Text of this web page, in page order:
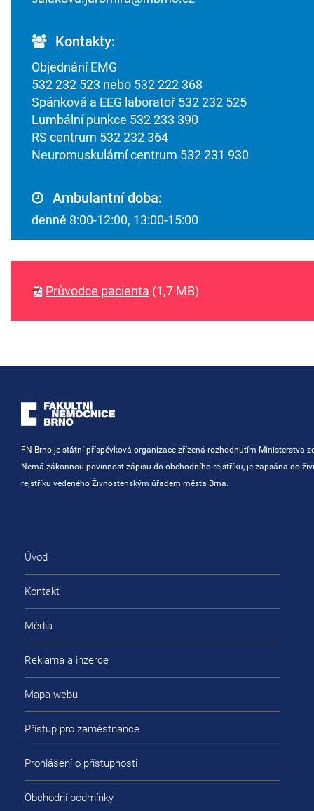
Kontakty:
Objednání EMG
532 232 523 nebo 532 222 368
Spánková a EEG laboratoř 532 232 525
Lumbální punkce 532 233 390
RS centrum 532 232 364
Neuromuskulární centrum 532 231 930
Ambulantní doba:
denně 8:00-12:00, 13:00-15:00
Průvodce pacienta (1,7 MB)
FN Brno je státní příspěvková organizace zřízená rozhodnutím Ministerstva
Nemá zákonnou povinnost zápisu do obchodního rejstříku, je zapsána do
rejstříku vedeného Živnostenským úřadem města Brna.
Úvod
Kontakt
Média
Reklama a inzerce
Mapa webu
Přístup pro zaměstnance
Prohlášení o přístupnosti
Obchodní podmínky